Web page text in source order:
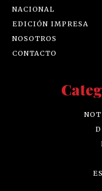
NACIONAL
EDICIÓN IMPRESA
NOSOTROS
CONTACTO